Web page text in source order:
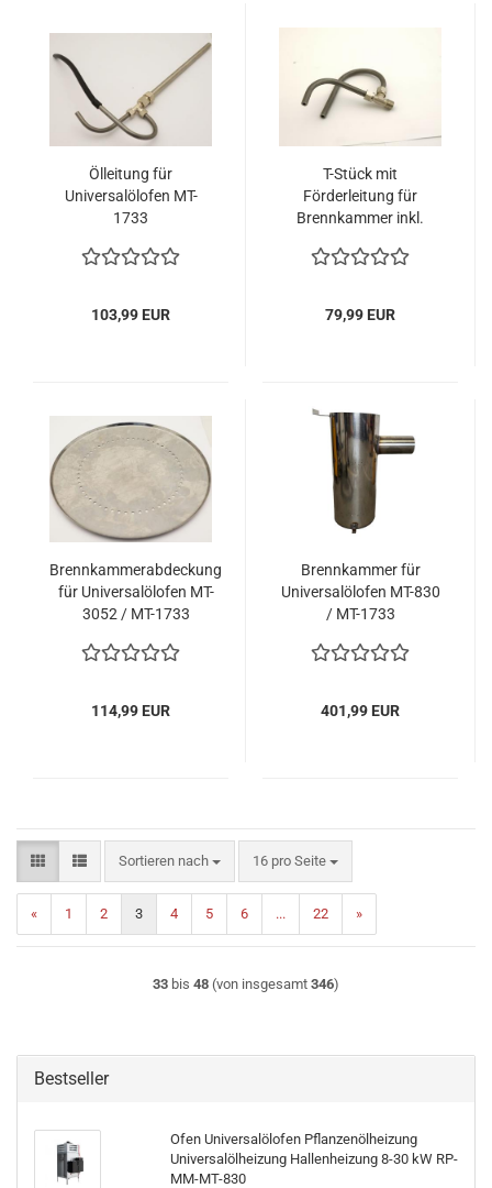
Ölleitung für
Universalölofen MT-
1733
103,99 EUR
T-Stück mit
Förderleitung für
Brennkammer inkl.
Universalölofen MT-
79,99 EUR
Brennkammerabdeckung
für Universalölofen MT-
3052 / MT-1733
114,99 EUR
Brennkammer für
Universalölofen MT-830
/ MT-1733
401,99 EUR
Sortieren nach
Sortieren nach 16 pro Seite
pro Seite
« 1 2 3 4 5 6 ... 22 »
33 bis 48 (von insgesamt 346)
Bestseller
Ofen Universalölofen Pflanzenölheizung
Universalölheizung Hallenheizung 8-30 kW RP-
MM-MT-830